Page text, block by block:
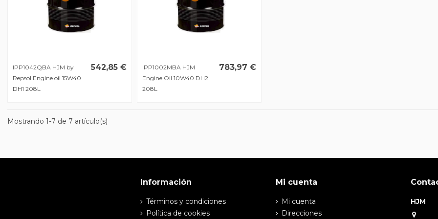
IPP1042QBA HJM by
Repsol Engine oil 15W40
DH1 208L
542,85 €
IPP1002MBA HJM
Engine Oil 10W40 DH2
208L
783,97 €
Mostrando 1-7 de 7 artículo(s)
Información
Términos y condiciones
Política de cookies
Mi cuenta
Mi cuenta
Direcciones
HJM